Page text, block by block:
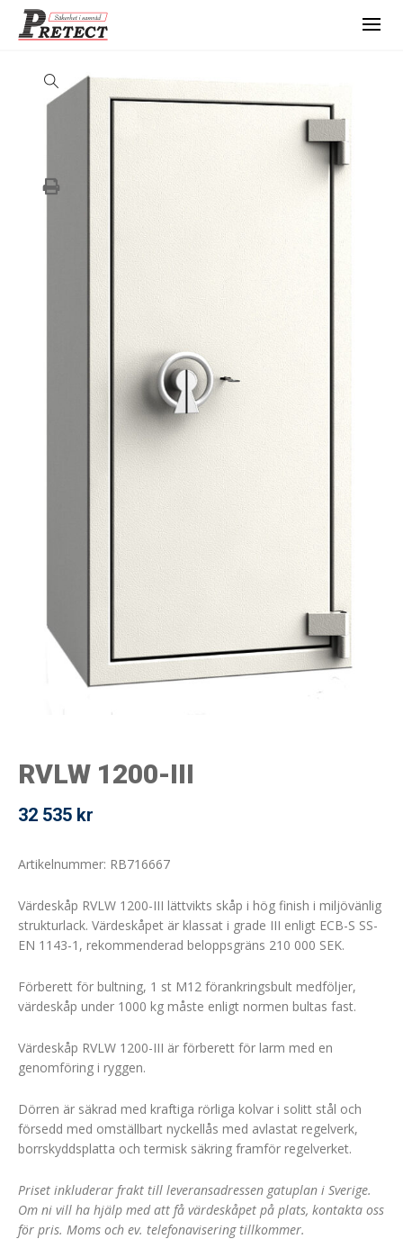
RVLW 1200-III
32 535 kr
Artikelnummer: RB716667
Värdeskåp RVLW 1200-III lättvikts skåp i hög finish i miljövänlig
strukturlack. Värdeskåpet är klassat i grade III enligt ECB-S SS-
EN 1143-1, rekommenderad beloppsgräns 210 000 SEK.
Förberett för bultning, 1 st M12 förankringsbult medföljer,
värdeskåp under 1000 kg måste enligt normen bultas fast.
Värdeskåp RVLW 1200-III är förberett för larm med en
genomföring i ryggen.
Dörren är säkrad med kraftiga rörliga kolvar i solitt stål och
försedd med omställbart nyckellås med avlastat regelverk,
borrskyddsplatta och termisk säkring framför regelverket.
Priset inkluderar frakt till leveransadressen gatuplan i Sverige.
Om ni vill ha hjälp med att få värdeskåpet på plats, kontakta oss
för pris. Moms och ev. telefonavisering tillkommer.